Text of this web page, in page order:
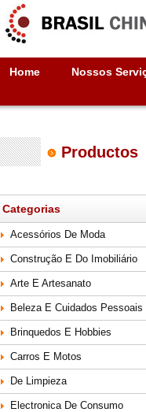
Home Nossos
Productos
Categorias
Acessórios De Moda
Construção E Do Imobiliário
Arte E Artesanato
Beleza E Cuidados Pessoais
Brinquedos E Hobbies
Carros E Motos
De Limpieza
Electronica De Consumo